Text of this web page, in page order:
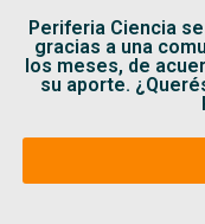
Periferia Ciencia
gracias a una
los meses, de
su aporte.